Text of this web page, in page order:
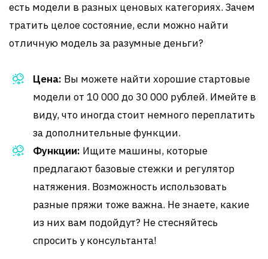
есть модели в разных ценовых категориях. Зачем
тратить целое состояние, если можно найти
отличную модель за разумные деньги?
Цена: Вы можете найти хорошие стартовые
модели от 10 000 до 30 000 рублей. Имейте в
виду, что иногда стоит немного переплатить
за дополнительные функции.
Функции: Ищите машины, которые
предлагают базовые стежки и регулятор
натяжения. Возможность использовать
разные пряжи тоже важна. Не знаете, какие
из них вам подойдут? Не стесняйтесь
спросить у консультанта!